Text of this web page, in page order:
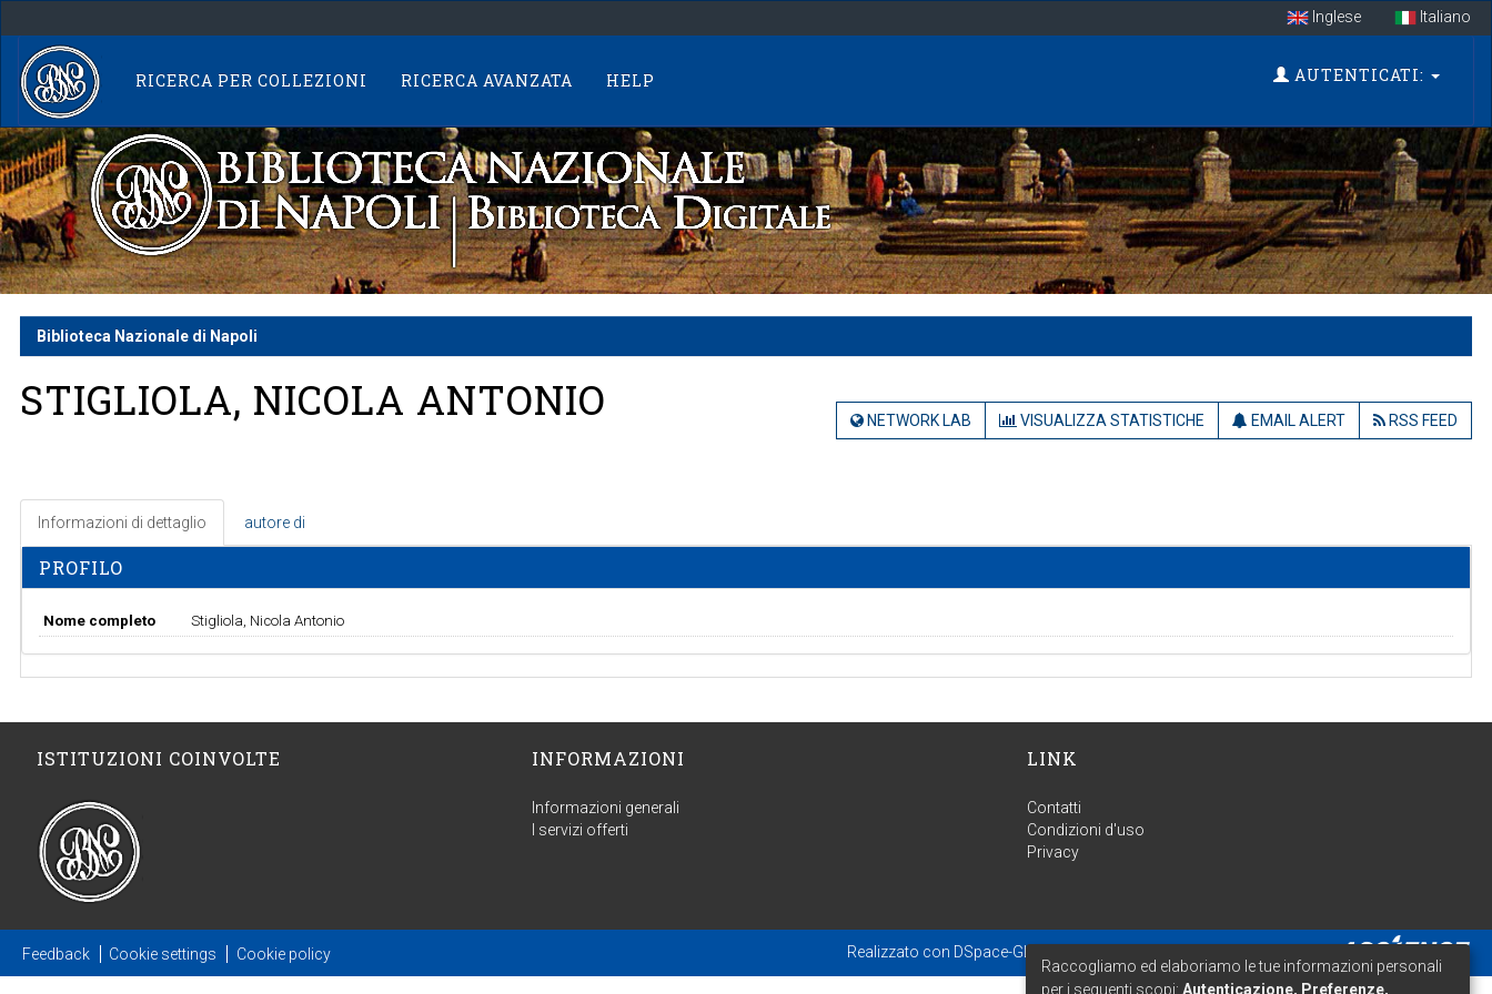
navigation
Inglese Italiano
RICERCA PER COLLEZIONI RICERCA AVANZATA HELP AUTENTICATI:
Biblioteca Nazionale di Napoli
STIGLIOLA, NICOLA ANTONIO NETWORK LAB VISUALIZZA STATISTICHE EMAIL ALERT RSS FEED
Informazioni di dettaglio autore di
PROFILO
Nome completo Stigliola, Nicola Antonio
ISTITUZIONI COINVOLTE INFORMAZIONI
Informazioni generali
I servizi offerti
LINK
Contatti
Condizioni d'uso
Privacy
Feedback Cookie settings Cookie policy Realizzato con DSpace-GLAM
Raccogliamo ed elaboriamo le tue informazioni personali
per i seguenti scopi: Autenticazione, Preferenze,